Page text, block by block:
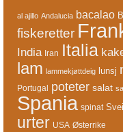
al ajillo Andalucia bacalao
fiskeretter
India Iran Italia
lam lammekjøttdeig lunsj
Portugal poteter salat
Spania spinat
urter USA Østerrike